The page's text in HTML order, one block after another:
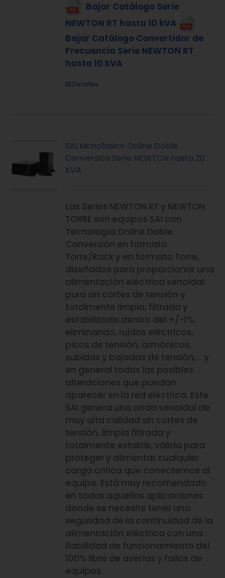
Bajar Catálogo Serie
NEWTON RT hasta 10 kVA
Bajar Catálogo Convertidor de
Frecuencia Serie NEWTON RT
hasta 10 kVA
Detalles
SAI Monofásico Online Doble
Conversión Serie NEWTON hasta 20
KVA
Las Series NEWTON RT y NEWTON
TORRE son equipos SAI con
Tecnología Online Doble
Conversión en formato
Torre/Rack y en formato Torre,
diseñados para proporcionar una
alimentación eléctrica senoidal
pura sin cortes de tensión y
totalmente limpia, filtrada y
estabilizada dentro del +/-1%,
eliminando, ruidos eléctricos,
picos de tensión, armónicos,
subidas y bajadas de tensión,… y
en general todas las posibles
alteraciones que puedan
aparecer en la red eléctrica. Este
SAI genera una onda senoidal de
muy alta calidad sin cortes de
tensión, limpia filtrada y
totalmente estable, válida para
proteger y alimentar cualquier
carga crítica que conectemos al
equipo. Está muy recomendado
en todas aquellas aplicaciones
donde se necesite tener una
seguridad de la continuidad de la
alimentación eléctrica con una
fiabilidad de funcionamiento del
100% libre de averías y fallos de
equipos.